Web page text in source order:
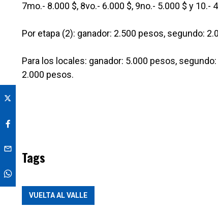
7mo.- 8.000 $, 8vo.- 6.000 $, 9no.- 5.000 $ y 10.-
Por etapa (2): ganador: 2.500 pesos, segundo:
Para los locales: ganador: 5.000 pesos,
2.000 pesos.
Tags
VUELTA AL VALLE